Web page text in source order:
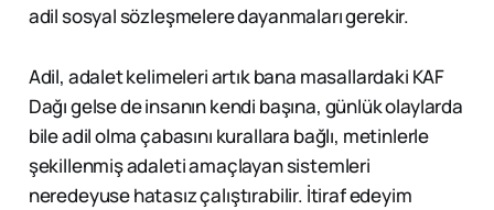
adil sosyal sözleşmelere dayanmaları gerekir.
Adil, adalet kelimeleri artık bana masallardaki KAF
Dağı gelse de insanın kendi başına, günlük olaylarda
bile adil olma çabasını kurallara bağlı, metinlerle
şekillenmiş adaleti amaçlayan sistemleri
neredeyuse hatasız çalıştırabilir. İtiraf edeyim